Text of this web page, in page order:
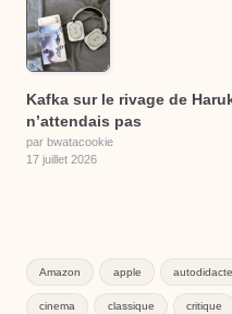
Kafka sur le rivage de
n’attendais pas
par bwatacookie
17 juillet 2026
Amazon apple autodidacte
cinema classique critique